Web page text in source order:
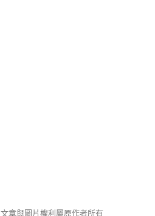
文章與圖片權利屬原作者所有